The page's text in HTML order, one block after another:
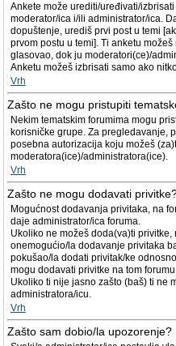
Ankete može urediti/uređivati/
moderator/ica i/ili administrator/ica.
dopuštenje, urediš prvi post u temi
prvom postu u temi]. Ti anketu
glasovao, dok ju moderatori(ce)/
Anketu možeš izbrisati samo ako
Vrh
Zašto ne mogu pristupiti
Nekim tematskim forumima mogu
korisničke grupe. Za pregledavanje,
posebna autorizacija koju možeš
moderatora(ice)/administratora(ice).
Vrh
Zašto ne mogu dodavati
Mogućnost dodavanja privitaka, na
daje administrator/ica foruma.
Ukoliko ne možeš doda(va)ti
onemogućio/la dodavanje privitaka
pokušao/la dodati privitak/ke
mogu dodavati privitke na tom
Ukoliko ti nije jasno zašto (baš) ti ne
administratora/icu.
Vrh
Zašto sam dobio/la upozorenje?